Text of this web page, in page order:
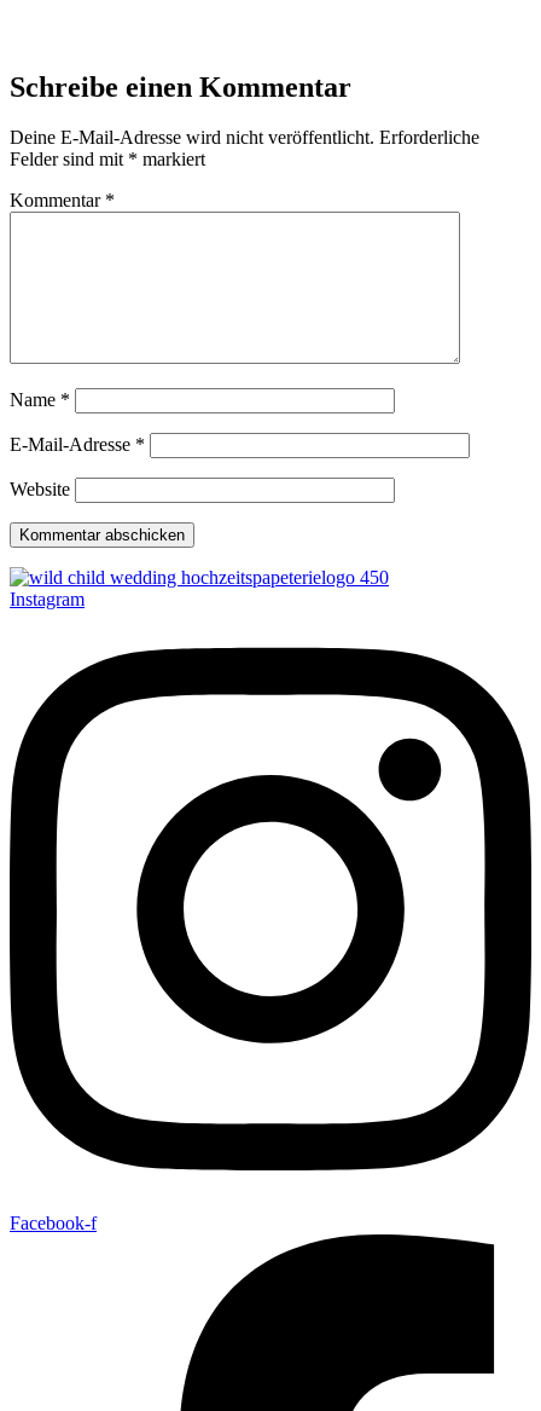
Schreibe einen Kommentar
Deine E-Mail-Adresse wird nicht veröffentlicht. Erforderliche
Felder sind mit * markiert
Kommentar *
Name *
E-Mail-Adresse *
Website
Instagram
Facebook-f